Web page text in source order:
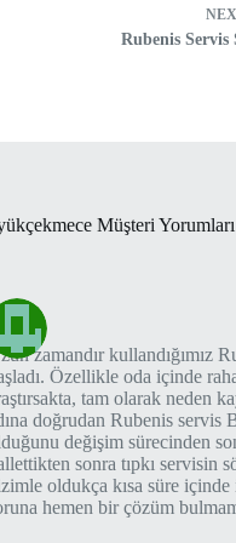
Rubenis Servis
Müşteri Yorumları
zamandır kullandığımız
Özellikle oda içinde
tam olarak neden
doğrudan Rubenis servis
değişim sürecinden
sonra tıpkı servisin
oldukça kısa süre
hemen bir çözüm